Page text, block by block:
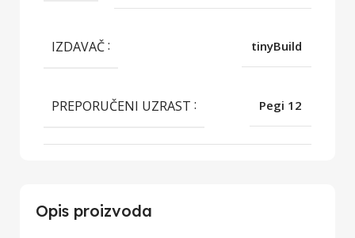
Opis proizvoda
IZDAVAČ tinyBuild
PREPORUČENI UZRAST Pegi 12